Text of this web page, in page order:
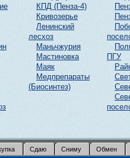
КПД (Пенза-4)
Кривозерье
Ленинский
лесхоз
Маньчжурия
Мастиновка
Маяк
Медпрепараты
(Биосинтез)
ПГУ
Сдаю Сниму Обмен